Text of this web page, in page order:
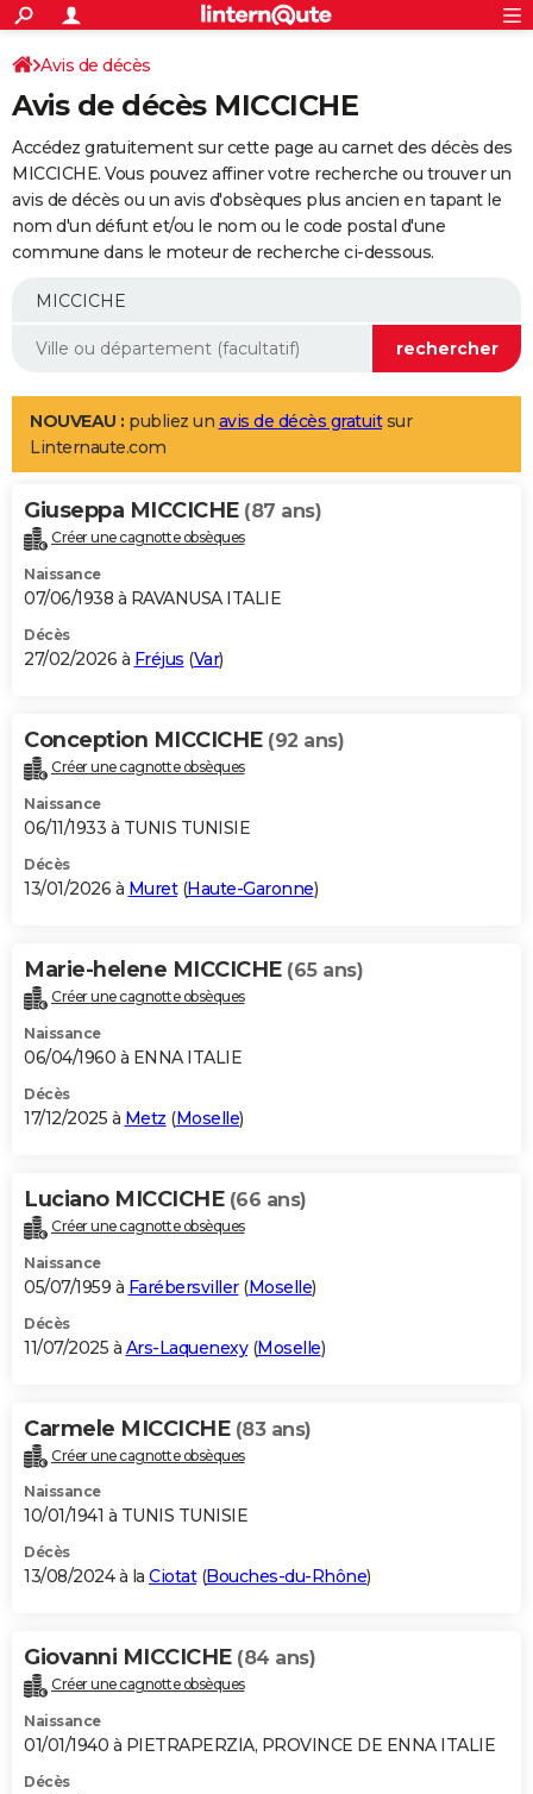
ACTUALITÉS
Politique
Société
Faits Divers
Education
Monde
Villes
+
SPORT
Coupe du monde 2026
Football
Tennis
Cyclisme
Rugby
Forum
Programme TV
TNT
Streaming
Cinéma
Sorties cinéma
Musique
+
FINANCE
Retraite
Epargne
Immobilier
Risques naturels par ville
Banque
Assurance
AUTO
Essais
Réserver un essai
Citadines
Berlines
SUV
Forum auto
+
Mobiles
Meilleur smartphone
Internet
Ordinateurs
Jeux vidéo
Guide high-tech
Aménagement intérieur
LIFESTYLE
Art de vivre
Bien-être
Loisirs
Mode
Modes de vie
Alimentation
Guide de la santé
Maladies
Médicaments
Sommeil
VOYAGE
Destinations
City break
Voyage nature
Voyage de noces
Forum
Climat
+PHOTO
GUIDES D'ACHAT
BONS PLANS
Carte de Noël
Carte Bonne année
Carte Saint-Valentin
Carte Pâques
Carte d'anniversaire
DICTIONNAIRE
Dictionnaire
Biographies
Citations
Expressions
Proverbes
PROGRAMME TV
S'inscrire
Se connecter
Lycées
Collèges
Primaires
Universités
Entreprises
Service militaire
Avis de recherche
AVIS DE DÉCÈS
Bricolage
Lifestyle
Culture
Sport
Auto
Television
Voyage
Cinema
Avis de décès
Avis de décès MICCICHE
Accédez gratuitement sur cette page au carnet des décès des
MICCICHE. Vous pouvez affiner votre recherche ou trouver un
avis de décès ou un avis d'obsèques plus ancien en tapant le
nom d'un défunt et/ou le nom ou le code postal d'une
commune dans le moteur de recherche ci-dessous.
NOUVEAU : publiez un avis de décès gratuitsur
Linternaute.com
Giuseppa MICCICHE (87 ans)
Créer une cagnotte obsèques
Naissance
07/06/1938 à RAVANUSA ITALIE
Décès
27/02/2026 à Fréjus (Var)
Conception MICCICHE (92 ans)
Créer une cagnotte obsèques
Naissance
06/11/1933 à TUNIS TUNISIE
Décès
13/01/2026 à Muret(Haute-Garonne)
Marie-helene MICCICHE (65 ans)
Créer une cagnotte obsèques
Naissance
06/04/1960 à ENNA ITALIE
Décès
17/12/2025 à Metz (Moselle)
Luciano MICCICHE (66 ans)
Créer une cagnotte obsèques
Naissance
05/07/1959 à Farébersviller(Moselle)
Décès
11/07/2025 à Ars-Laquenexy(Moselle)
Carmele MICCICHE (83 ans)
Créer une cagnotte obsèques
Naissance
10/01/1941 à TUNIS TUNISIE
Décès
13/08/2024 à la Ciotat(Bouches-du-Rhône)
Giovanni MICCICHE (84 ans)
Créer une cagnotte obsèques
Naissance
01/01/1940 à PIETRAPERZIA, PROVINCE DE ENNA ITALIE
Décès